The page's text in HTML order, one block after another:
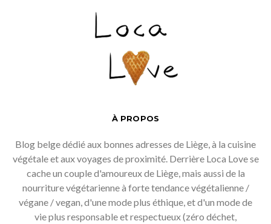
À PROPOS
Blog belge dédié aux bonnes adresses de Liège, à la cuisine
végétale et aux voyages de proximité. Derrière Loca Love se
cache un couple d'amoureux de Liège, mais aussi de la
nourriture végétarienne à forte tendance végétalienne /
végane / vegan, d'une mode plus éthique, et d'un mode de
vie plus responsable et respectueux (zéro déchet,